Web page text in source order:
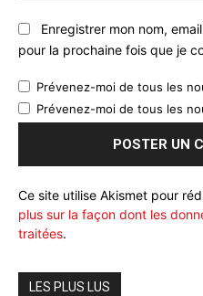
Enregistrer mon nom,
pour la prochaine fois que je
Prévenez-moi de tous les
Prévenez-moi de tous les
Ce site utilise Akismet pour
plus sur la façon dont les
traitées.
LES PLUS LUS